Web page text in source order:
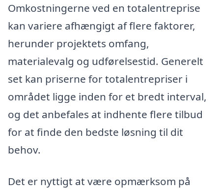
Omkostningerne ved en totalentreprise
kan variere afhængigt af flere faktorer,
herunder projektets omfang,
materialevalg og udførelsestid. Generelt
set kan priserne for totalentrepriser i
området ligge inden for et bredt interval,
og det anbefales at indhente flere tilbud
for at finde den bedste løsning til dit
behov.
Det er nyttigt at være opmærksom på